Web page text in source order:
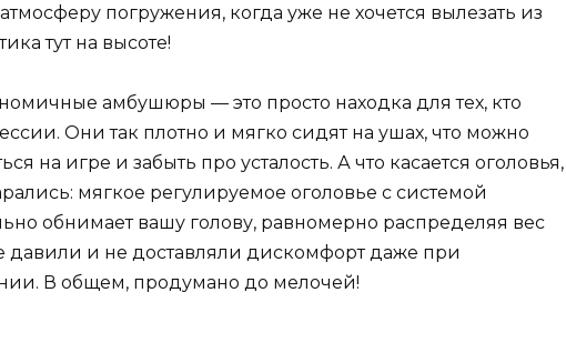
погружения, когда уже не хочется вылезать из
тут на высоте!
амбушюры — это просто находка для тех, кто
Они так плотно и мягко сидят на ушах, что можно
на игре и забыть про усталость. А что касается оголовья,
мягкое регулируемое оголовье с системой
обнимает вашу голову, равномерно распределяя вес
давили и не доставляли дискомфорт даже при
В общем, продумано до мелочей!